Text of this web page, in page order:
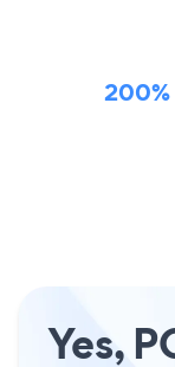
Yes,